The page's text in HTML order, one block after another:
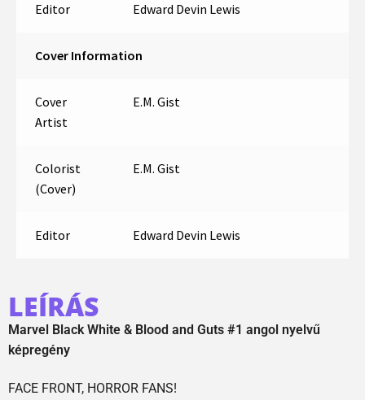
Editor Edward Devin Lewis
Cover Information
Cover
Artist
E.M. Gist
Colorist
(Cover)
E.M. Gist
Editor Edward Devin Lewis
LEÍRÁS
Marvel Black White & Blood and Guts #1 angol nyelvű
képregény
FACE FRONT, HORROR FANS!